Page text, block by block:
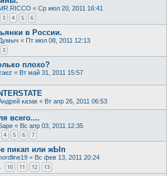
« Ср июл 20, 2011 16:41
3 4 5 6
в России.
« Пт июл 08, 2011 12:13
3
плохо?
« Вт май 31, 2011 15:57
казак « Вт апр 26, 2011 06:53
всего....
« Вс апр 03, 2011 12:35
4 5 6 7
пикап или жЫп
« Вс фев 13, 2011 20:24
10 11 12 13